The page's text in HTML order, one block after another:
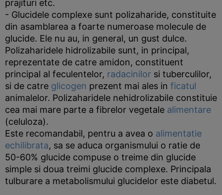
prajituri etc.
- Glucidele complexe sunt polizaharide, constituite
din asamblarea a foarte numeroase molecule de
glucide. Ele nu au, in general, un gust dulce.
Polizaharidele hidrolizabile sunt, in principal,
reprezentate de catre amidon, constituent
principal al feculentelor, radacinilor si tuberculilor,
si de catre glicogen prezent mai ales in ficatul
animalelor. Polizaharidele nehidrolizabile constituie
cea mai mare parte a fibrelor vegetale alimentare
(celuloza).
Este recomandabil, pentru a avea o alimentatie
echilibrata, sa se aduca organismului o ratie de
50-60% glucide compuse o treime din glucide
simple si doua treimi glucide complexe. Principala
tulburare a metabolismului glucidelor este diabetul.